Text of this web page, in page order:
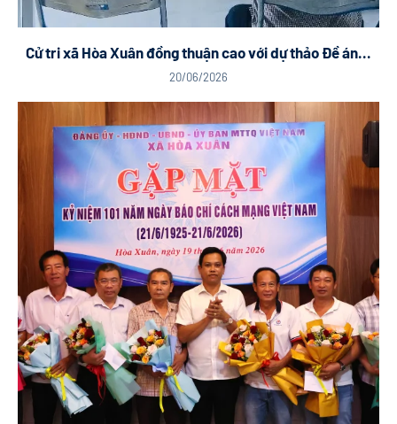
Cử tri xã Hòa Xuân đồng thuận cao với dự thảo Đề án...
20/06/2026